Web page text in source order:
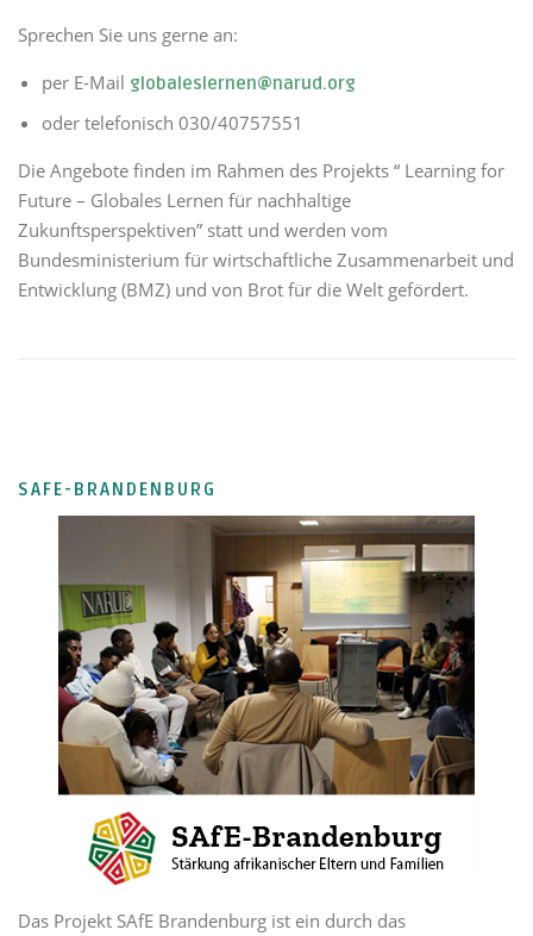
Sprechen Sie uns gerne an:
per E-Mail globaleslernen@narud.org
oder telefonisch 030/40757551
Die Angebote finden im Rahmen des Projekts “ Learning for
Future – Globales Lernen für nachhaltige
Zukunftsperspektiven” statt und werden vom
Bundesministerium für wirtschaftliche Zusammenarbeit und
Entwicklung (BMZ) und von Brot für die Welt gefördert.
SAFE-BRANDENBURG
Das Projekt SAfE Brandenburg ist ein durch das